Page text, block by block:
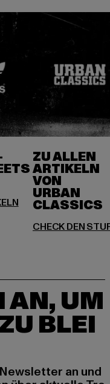
ZU ALLEN
ARTIKELN
VON
URBAN
AN, UM
BLEI
an und